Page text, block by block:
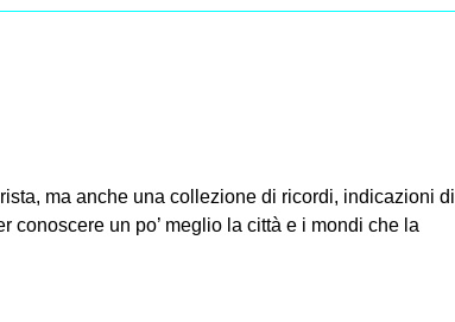
ma anche una collezione di ricordi, indicazioni di
conoscere un po’ meglio la città e i mondi che la